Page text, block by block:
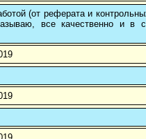
(от реферата и
все качественно и в